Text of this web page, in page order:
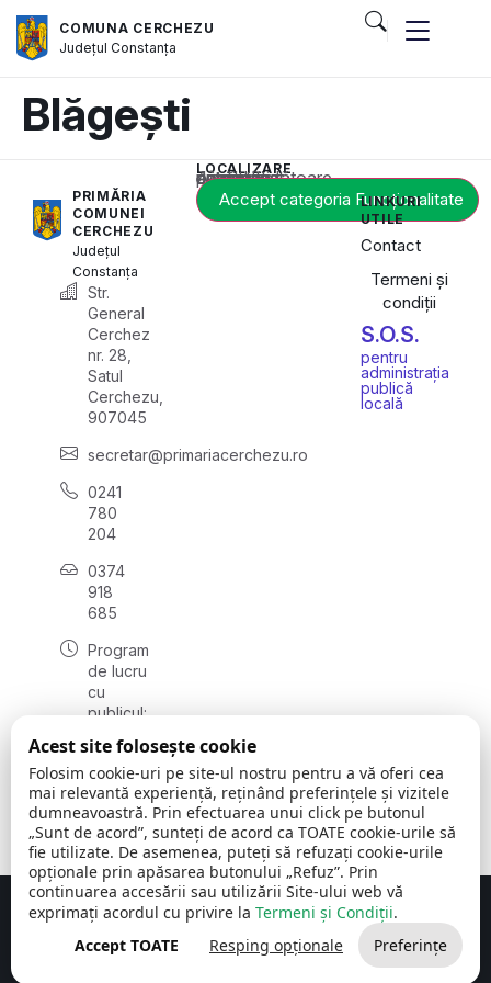
COMUNA CERCHEZU
JudețulConstanța
Blăgești
PRIMĂRIA
COMUNEI
CERCHEZU
Județul
Constanța
Str.
General
Cerchez
nr. 28,
Satul
Cerchezu,
907045
secretar@primariacerchezu.ro
0241
780
204
0374
918
685
Program
de lucru
cu
publicul:
08:00 -
16:30
, vineri:
08:00 -
14:00
LOCALIZARE
Acest conținut este blocat până când acceptați categoria corespunzătoare de cookie-uri.
Accept categoria Funcționalitate
LINKURI
UTILE
Contact
Termeni și
condiții
S.O.S.
pentru
administrația
publică
locală
Comuna Cerchezu © 2026Toate drepturile rezervate
Concept realizat de Big Media Relații Publice SRL
Acest site folosește cookie
Folosim cookie-uri pe site-ul nostru pentru a vă oferi cea
mai relevantă experiență, reținând preferințele și vizitele
dumneavoastră. Prin efectuarea unui click pe butonul
„Sunt de acord”, sunteți de acord ca TOATE cookie-urile să
fie utilizate. De asemenea, puteți să refuzați cookie-urile
opționale prin apăsarea butonului „Refuz”. Prin
continuarea accesării sau utilizării Site-ului web vă
exprimați acordul cu privire la Termeni și Condiții.
Accept TOATE
Resping opționale Preferințe